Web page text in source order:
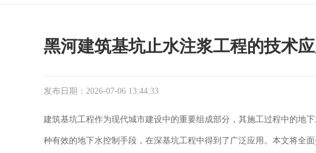
黑河建筑基坑止水注浆工程的技术
发布日期：2026-07-06 13:44:33
建筑基坑工程作为现代城市建设中的重要组成部分，其施工过程中的地
种有效的地下水控制手段，在深基坑工程中得到了广泛应用。本文将全